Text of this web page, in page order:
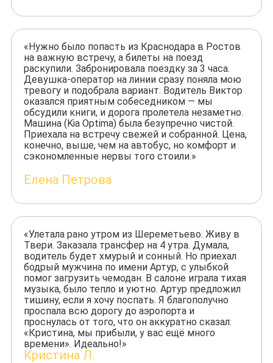
«Нужно было попасть из Краснодара в Ростов
на важную встречу, а билеты на поезд
раскупили. Забронировала поездку за 3 часа.
Девушка-оператор на линии сразу поняла мою
тревогу и подобрала вариант. Водитель Виктор
оказался приятным собеседником — мы
обсудили книги, и дорога пролетела незаметно.
Машина (Kia Optima) была безупречно чистой.
Приехала на встречу свежей и собранной. Цена,
конечно, выше, чем на автобус, но комфорт и
сэкономленные нервы того стоили.»
Елена Петрова
«Улетала рано утром из Шереметьево. Живу в
Твери. Заказала трансфер на 4 утра. Думала,
водитель будет хмурый и сонный. Но приехал
бодрый мужчина по имени Артур, с улыбкой
помог загрузить чемодан. В салоне играла тихая
музыка, было тепло и уютно. Артур предложил
тишину, если я хочу поспать. Я благополучно
проспала всю дорогу до аэропорта и
проснулась от того, что он аккуратно сказал:
«Кристина, мы прибыли, у вас ещё много
времени». Идеально!»
Кристина Л.